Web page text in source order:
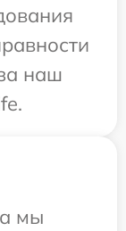
наш
мы